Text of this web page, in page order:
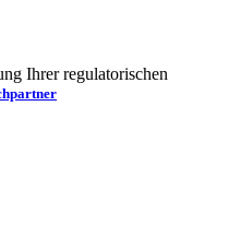
Ihrer regulatorischen